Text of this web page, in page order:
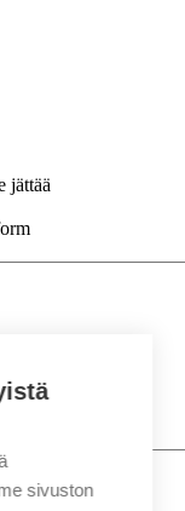
jättää
sivuston